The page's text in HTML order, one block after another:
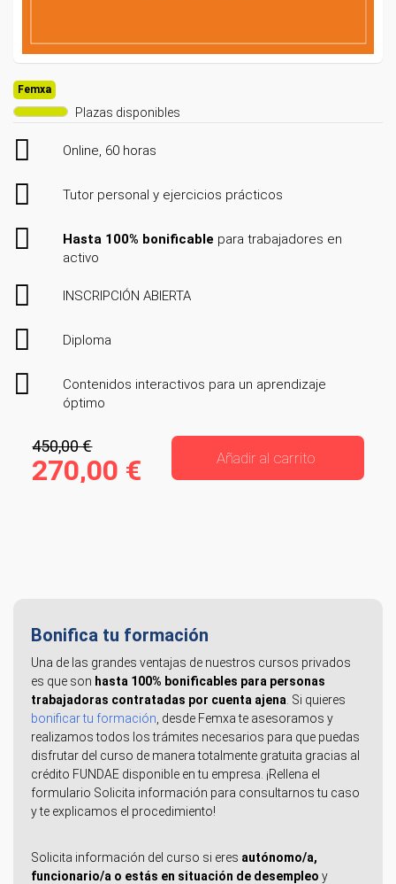
Femxa
Plazas disponibles
Online, 60 horas
Tutor personal y ejercicios prácticos
Hasta 100% bonificable para trabajadores en
activo
INSCRIPCIÓN ABIERTA
Diploma
Contenidos interactivos para un aprendizaje
óptimo
450,00 €
270,00 € Añadir al carrito
Bonifica tu formación
Una de las grandes ventajas de nuestros cursos privados
es que son hasta 100% bonificables para personas
trabajadoras contratadas por cuenta ajena . Si quieres
bonificar tu formación , desde Femxa te asesoramos y
realizamos todos los trámites necesarios para que puedas
disfrutar del curso de manera totalmente gratuita gracias al
crédito FUNDAE disponible en tu empresa. ¡Rellena el
formulario Solicita información para consultarnos tu caso
y te explicamos el procedimiento!
Solicita información del curso si eres autónomo/a,
funcionario/a o estás en situación de desempleo y